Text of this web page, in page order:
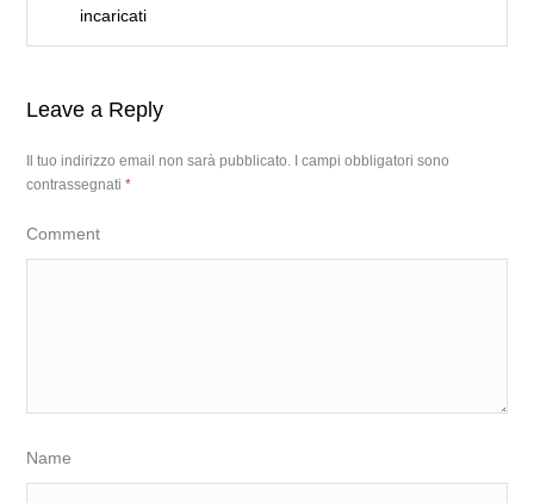
incaricati
Leave a Reply
Il tuo indirizzo email non sarà pubblicato.
I campi obbligatori sono
contrassegnati*
Comment
Name